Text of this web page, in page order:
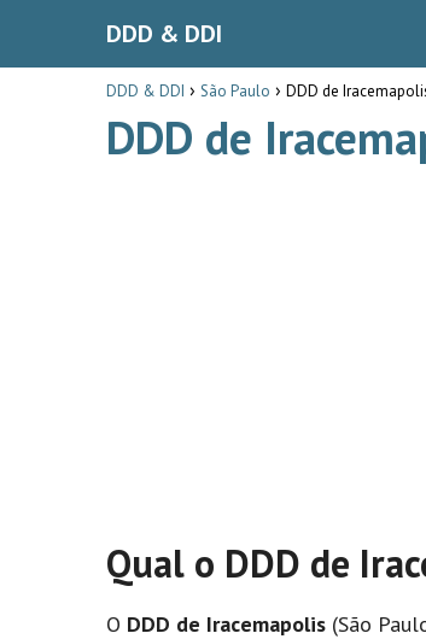
DDD & DDI
DDD & DDI São Paulo DDD de
DDD de
Qual o DDD de
O DDD de Iracemapolis (São